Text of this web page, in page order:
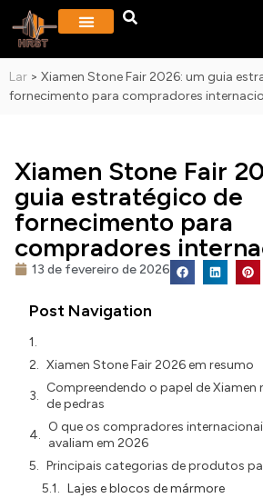
Lar > Xiamen Stone Fair 2026: um guia
fornecimento para compradores
Xiamen Stone Fair
guia estratégico de
fornecimento para
compradores
13 de fevereiro de 2026
Post Navigation
Xiamen Stone Fair 2026 em resumo
Compreendendo o papel de
de pedras
O que os compradores
avaliam em 2026
Principais categorias de produtos
Lajes e blocos de mármore